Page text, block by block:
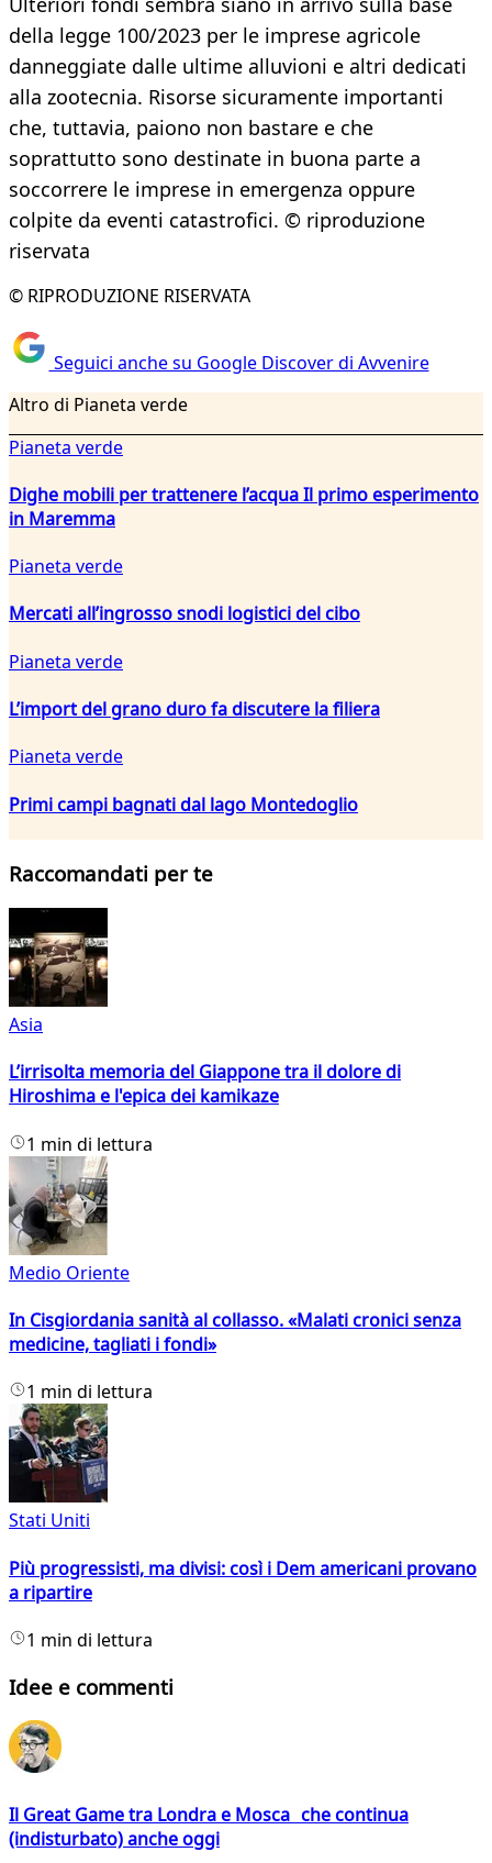
della legge 100/2023 per le imprese agricole
danneggiate dalle ultime alluvioni e altri dedicati
alla zootecnia. Risorse sicuramente importanti
che, tuttavia, paiono non bastare e che
soprattutto sono destinate in buona parte a
soccorrere le imprese in emergenza oppure
colpite da eventi catastrofici. © riproduzione
riservata
© RIPRODUZIONE RISERVATA
Seguici anche su Google Discover di Avvenire
Altro di Pianeta verde
Pianeta verde
Dighe mobili per trattenere l’acqua Il primo esperimento
in Maremma
Pianeta verde
Mercati all’ingrosso snodi logistici del cibo
Pianeta verde
L’import del grano duro fa discutere la filiera
Pianeta verde
Primi campi bagnati dal lago Montedoglio
Raccomandati per te
Asia
L’irrisolta memoria del Giappone tra il dolore di
Hiroshima e l'epica dei kamikaze
1 min di lettura
Medio Oriente
In Cisgiordania sanità al collasso. «Malati cronici senza
medicine, tagliati i fondi»
1 min di lettura
Stati Uniti
Più progressisti, ma divisi: così i Dem americani provano
a ripartire
1 min di lettura
Idee e commenti
Il Great Game tra Londra e Mosca che continua
(indisturbato) anche oggi